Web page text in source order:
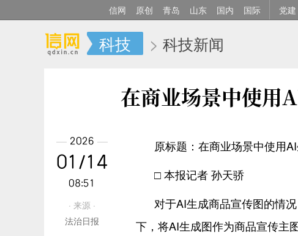
信网 原创 青岛 山东 国内 国际 党建
科技 > 科技新闻
在商业场景中使用
原标题：在商业场景中使用
□ 本报记者 孙天骄
对于AI生成商品宣传图的情
下，将AI生成图作为商品宣传主
2026
01/14
08:51
· 来源 ·
法治日报